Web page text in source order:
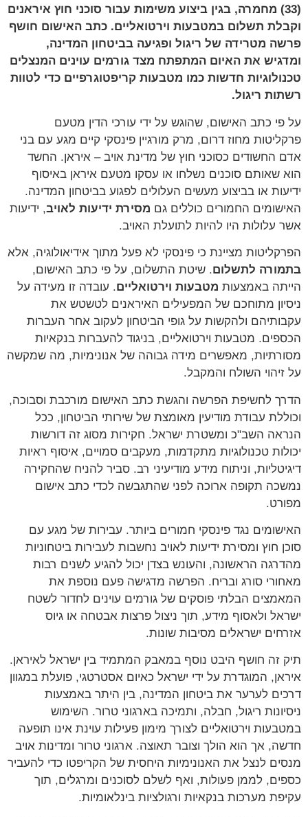
(33) מחמרה, בגין ביצוע משימות עבור סוכני חוץ איראנים
וקבלת תשלום במטבעות וירטואליים. כתב האישום חושף
פרשה מטרידה של ריגול ופגיעה בביטחון המדינה,
ומדגיש את האיום המתפתח מצד גורמים עוינים המנצלים
טכנולוגיות חדשות כמו מטבעות קריפטוגרפיים כדי לטוות
רשתות ריגול.
על פי כתב האישום, שהוגש על ידי עורכי הדין מטעם
פרקליטות מחוז דרום, מרק מורגיין פינסקי קיים מגע עם בני
אדם החשודים כסוכני חוץ של מדינת אויב – איראן. החשד
הוא שאותם סוכנים נשלחו או עסקו מטעם איראן באיסוף
ידיעות או בביצוע מעשים העלולים לפגוע בביטחון המדינה.
האישומים החמורים כוללים גם מסירת ידיעות לאויב, ידיעות
אשר עלולות היו להיות לתועלת האויב.
הפרקליטות מציינת כי פינסקי לא פעל מתוך אידיאולוגיה, אלא
בתמורה לתשלום. שיטת התשלום, על פי כתב האישום,
הייתה באמצעות מטבעות וירטואליים. עובדה זו מעידה על
ניסיון מתוחכם של המפעילים האיראנים לטשטש את
עקבותיהם ולהקשות על גופי הביטחון לעקוב אחר העברות
הכספים. מטבעות וירטואליים, בניגוד להעברות בנקאיות
מסורתיות, מאפשרים מידה גבוהה של אנונימיות, מה שמקשה
על זיהוי השולח והמקבל.
הדרך לחשיפת הפרשה והגשת כתב האישום מורכבת וסבוכה,
וכוללת עבודת מודיעין מאומצת של שירותי הביטחון, ככל
הנראה השב"כ ומשטרת ישראל. חקירות מסוג זה דורשות
יכולות טכנולוגיות מתקדמות, מעקבים סמויים, איסוף ראיות
דיגיטליות, וניתוח מידע מודיעיני רב. סביר להניח שהחקירה
נמשכה תקופה ארוכה לפני שהתגבשה לכדי כתב אישום
מפורט.
האישומים נגד פינסקי חמורים ביותר. עבירות של מגע עם
סוכן חוץ ומסירת ידיעות לאויב נחשבות לעבירות ביטחוניות
מהדרגה הראשונה, והעונש בצדן יכול להגיע לשנים רבות
מאחורי סורג ובריח. הפרשה מדגישה פעם נוספת את
המאמצים הבלתי פוסקים של גורמים עוינים לחדור לשטח
ישראל ולאסוף מידע, תוך ניצול פרצות אבטחה או גיוס
אזרחים ישראלים מסיבות שונות.
תיק זה חושף היבט נוסף במאבק המתמיד בין ישראל לאיראן.
איראן, המוגדרת על ידי ישראל כאיום אסטרטגי, פועלת במגוון
דרכים לערער את ביטחון המדינה, בין היתר באמצעות
ניסיונות ריגול, חבלה, ותמיכה בארגוני טרור. השימוש
במטבעות וירטואליים לצורך מימון פעילות עוינת אינו תופעה
חדשה, אך הוא הולך וצובר תאוצה. ארגוני טרור ומדינות אויב
מנסים לנצל את האנונימיות היחסית של הקריפטו כדי להעביר
כספים, לממן פעולות, ואף לשלם לסוכנים ומרגלים, תוך
עקיפת מערכות בנקאיות ורגולציות בינלאומיות.